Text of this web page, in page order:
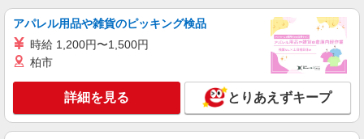
派遣社員
LAPI-Staff株式会社 関西エリア/軽作業
ギフト・ゲーム等のシール貼り・包装・仕分け
時給1,750円以上（深夜手当含む）＋交通費全
額支給 ◆月収例 308,000円 （夜勤シフト 21時〜
翌6時 週5日勤務の場合） 時給1,750円×8h×22日勤
務
兵庫県神戸市東灘区 ★上記以外にも多数派遣
先有
アパレル用品や雑貨のピッキング検品
時給 1,200円〜1,500円
柏市
詳細を見る とりあえずキープ